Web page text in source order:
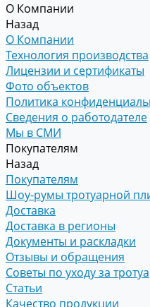
О Компании
Назад
О Компании
Технология производства
Лицензии и сертификаты
Фото объектов
Политика
Сведения о работодателе
Мы в СМИ
Покупателям
Назад
Покупателям
Шоу-румы тротуарной
Доставка
Доставка в регионы
Документы и раскладки
Отзывы и обращения
Советы по уходу за
Статьи
Качество продукции